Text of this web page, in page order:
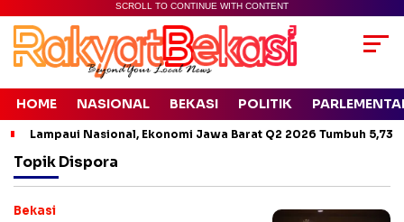
SCROLL TO CONTINUE WITH CONTENT
HOME NASIONAL BEKASI POLITIK
Lampaui Nasional, Ekonomi Jawa Barat Q2 2026 Tumbuh 5,73
Topik Dispora
Bekasi